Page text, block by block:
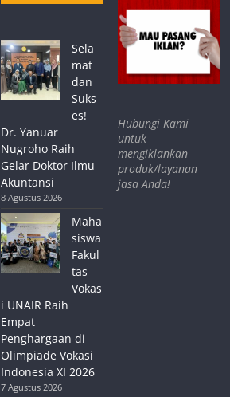
Sela
mat
dan
Suks
es!
Dr. Yanuar
Nugroho Raih
Gelar Doktor Ilmu
Akuntansi
8 Agustus 2026
Maha
siswa
Fakul
tas
Vokas
i UNAIR Raih
Empat
Penghargaan di
Olimpiade Vokasi
Indonesia XI 2026
7 Agustus 2026
Hubungi Kami
untuk
mengiklankan
produk/layanan
jasa Anda!